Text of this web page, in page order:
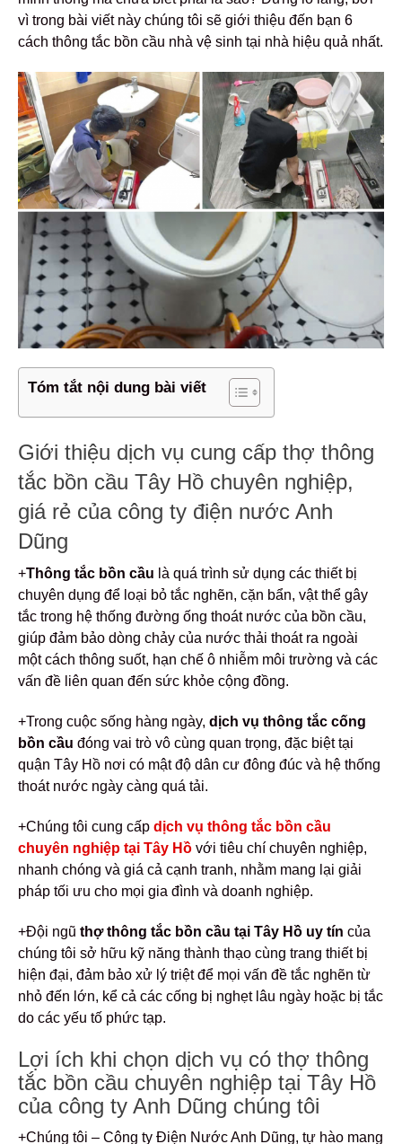
vì trong bài viết này chúng tôi sẽ giới thiệu đến bạn 6
cách thông tắc bồn cầu nhà vệ sinh tại nhà hiệu quả nhất.
Tóm tắt nội dung bài viết
Giới thiệu dịch vụ cung cấp thợ thông
tắc bồn cầu Tây Hồ chuyên nghiệp,
giá rẻ của công ty điện nước Anh
Dũng
+Thông tắc bồn cầu là quá trình sử dụng các thiết bị
chuyên dụng để loại bỏ tắc nghẽn, cặn bẩn, vật thể gây
tắc trong hệ thống đường ống thoát nước của bồn cầu,
giúp đảm bảo dòng chảy của nước thải thoát ra ngoài
một cách thông suốt, hạn chế ô nhiễm môi trường và các
vấn đề liên quan đến sức khỏe cộng đồng.
+Trong cuộc sống hàng ngày, dịch vụ thông tắc cống
bồn cầu đóng vai trò vô cùng quan trọng, đặc biệt tại
quận Tây Hồ nơi có mật độ dân cư đông đúc và hệ thống
thoát nước ngày càng quá tải.
+Chúng tôi cung cấp dịch vụ thông tắc bồn cầu
chuyên nghiệp tại Tây Hồ với tiêu chí chuyên nghiệp,
nhanh chóng và giá cả cạnh tranh, nhằm mang lại giải
pháp tối ưu cho mọi gia đình và doanh nghiệp.
+Đội ngũ thợ thông tắc bồn cầu tại Tây Hồ uy tín của
chúng tôi sở hữu kỹ năng thành thạo cùng trang thiết bị
hiện đại, đảm bảo xử lý triệt để mọi vấn đề tắc nghẽn từ
nhỏ đến lớn, kể cả các cống bị nghẹt lâu ngày hoặc bị tắc
do các yếu tố phức tạp.
Lợi ích khi chọn dịch vụ có thợ thông
tắc bồn cầu chuyên nghiệp tại Tây Hồ
của công ty Anh Dũng chúng tôi
+Chúng tôi – Công ty Điện Nước Anh Dũng, tự hào mang